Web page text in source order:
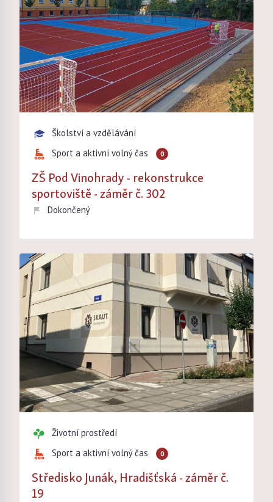
Školství a vzdělávání
Sport a aktivní volný čas
0
ZŠ Pod Vinohrady - rekonstrukce
sportoviště - záměr č. 302
Dokončený
Životní prostředí
Sport a aktivní volný čas
0
Středisko Junák, Hradišťská - záměr č.
19